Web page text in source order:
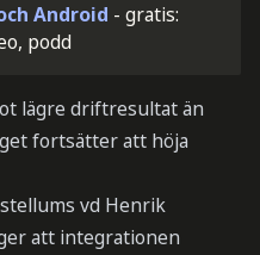
Android - gratis:
podd
lägre driftresultat än
fortsätter att höja
vd Henrik
att integrationen